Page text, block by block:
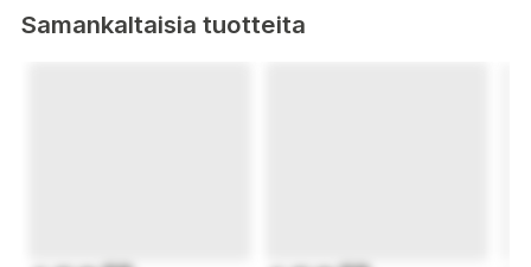
Samankaltaisia tuotteita